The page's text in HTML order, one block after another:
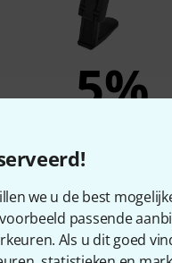
we u de best
passende
Als u dit goed
5%
Daddario PW-CT-12
€ 28